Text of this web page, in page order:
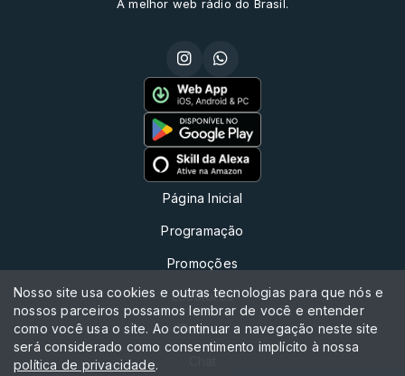
A melhor web rádio do Brasil.
Página Inicial
Programação
Promoções
Locutores
Contato
Nosso site usa cookies e outras tecnologias para que nós e
nossos parceiros possamos lembrar de você e entender
como você usa o site. Ao continuar a navegação neste site
será considerado como consentimento implícito à nossa
política de privacidade.